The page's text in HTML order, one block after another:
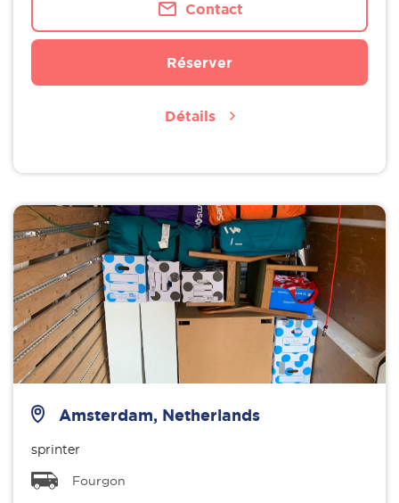
Contact
Réserver
Détails
Amsterdam, Netherlands
sprinter
Fourgon